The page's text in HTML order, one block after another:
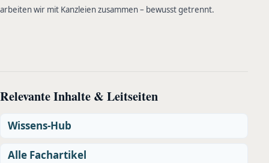
arbeiten wir mit Kanzleien zusammen – bewusst getrennt.
Relevante Inhalte & Leitseiten
Wissens-Hub
Alle Fachartikel